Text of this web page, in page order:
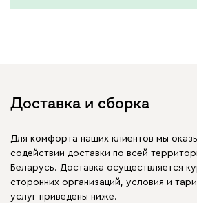
Доставка и сборка
Для комфорта наших клиентов мы
содействии доставки по всей
Беларусь. Доставка осуществляется
сторонних организаций, условия и
услуг приведены ниже.